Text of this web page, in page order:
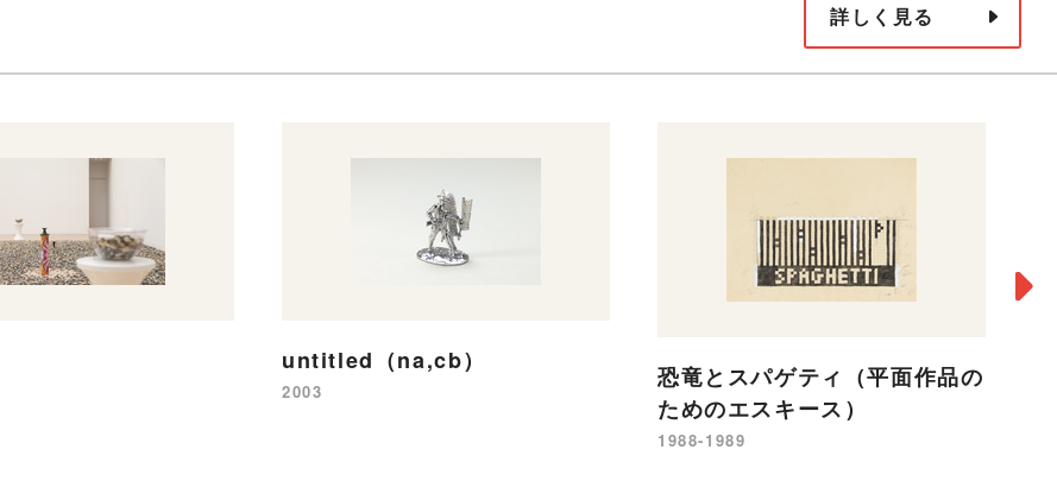
詳しく見る
untitled（na,cb）
2003
恐竜とスパゲティ（平面作品の
ためのエスキース）
1988-1989